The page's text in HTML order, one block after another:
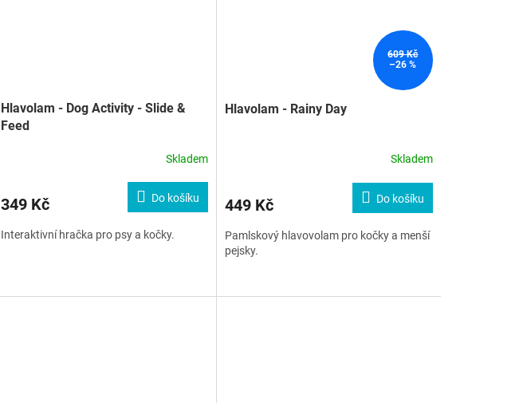
Hlavolam - Dog Activity - Slide &
Feed
Skladem
349 Kč Do košíku
Interaktivní hračka pro psy a kočky.
609 Kč
–26 %
Hlavolam - Rainy Day
Skladem
449 Kč Do košíku
Pamlskový hlavovolam pro kočky a menší
pejsky.